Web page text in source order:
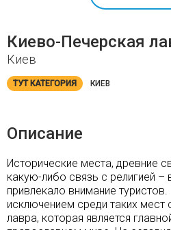
Киево-Печерская
Киев
ТУТ КАТЕГОРИЯ КИЕВ
Описание
Исторические места, древние
какую-либо связь с религией –
привлекало внимание
исключением среди таких мест
лавра, которая является